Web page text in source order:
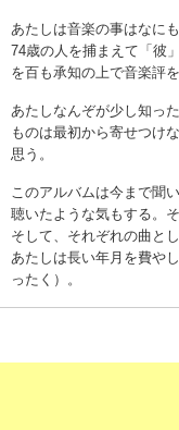
あたしは音楽の事はなに
74歳の人を捕まえて「彼
を百も承知の上で音楽評
あたしなんぞが少し知っ
ものは最初から寄せつけ
思う。
このアルバムは今まで聞
聴いたような気もする。
そして、それぞれの曲と
あたしは長い年月を費や
ったく）。